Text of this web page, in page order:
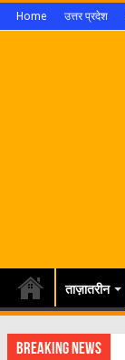
Home उत्तर प्रदेश
ताज़ातरीन
Breaking News